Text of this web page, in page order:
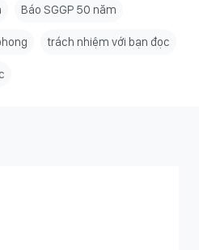
Báo SGGP 50 năm
trách nhiệm với bạn đọc